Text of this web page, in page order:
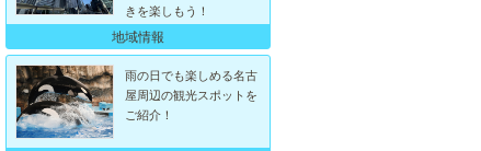
きを楽しもう！
地域情報
雨の日でも楽しめる名古
屋周辺の観光スポットを
ご紹介！